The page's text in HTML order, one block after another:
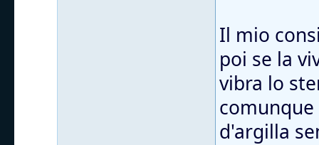
Il mio
poi se la
vibra lo
d'argilla